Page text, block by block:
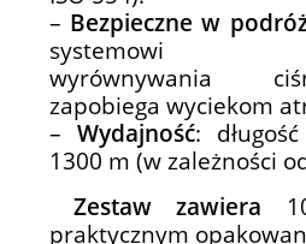
– Bezpieczne w
systemowi
wyrównywania
zapobiega wyciekom
– Wydajność:
1300 m (w zależności
Zestaw zawiera
praktycznym